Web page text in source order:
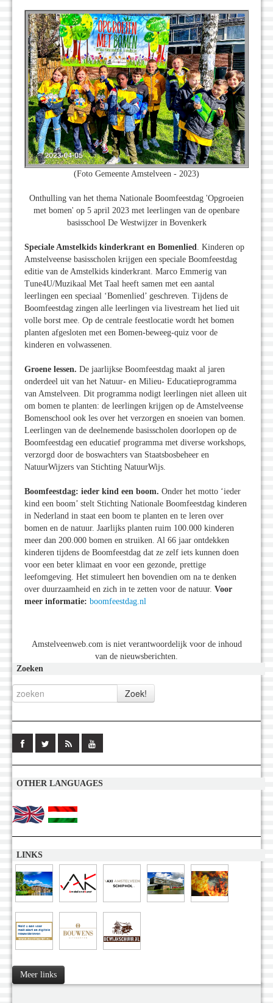
(Foto Gemeente Amstelveen - 2023)
Onthulling van het thema Nationale Boomfeestdag 'Opgroeien
met bomen' op 5 april 2023 met leerlingen van de openbare
basisschool De Westwijzer in Bovenkerk
Speciale Amstelkids kinderkrant en Bomenlied. Kinderen op
Amstelveense basisscholen krijgen een speciale Boomfeestdag
editie van de Amstelkids kinderkrant. Marco Emmerig van
Tune4U/Muzikaal Met Taal heeft samen met een aantal
leerlingen een speciaal ‘Bomenlied’ geschreven. Tijdens de
Boomfeestdag zingen alle leerlingen via livestream het lied uit
volle borst mee. Op de centrale feestlocatie wordt het bomen
planten afgesloten met een Bomen-beweeg-quiz voor de
kinderen en volwassenen.
Groene lessen. De jaarlijkse Boomfeestdag maakt al jaren
onderdeel uit van het Natuur- en Milieu- Educatieprogramma
van Amstelveen. Dit programma nodigt leerlingen niet alleen uit
om bomen te planten: de leerlingen krijgen op de Amstelveense
Bomenschool ook les over het verzorgen en snoeien van bomen.
Leerlingen van de deelnemende basisscholen doorlopen op de
Boomfeestdag een educatief programma met diverse workshops,
verzorgd door de boswachters van Staatsbosbeheer en
NatuurWijzers van Stichting NatuurWijs.
Boomfeestdag: ieder kind een boom. Onder het motto ‘ieder
kind een boom’ stelt Stichting Nationale Boomfeestdag kinderen
in Nederland in staat een boom te planten en te leren over
bomen en de natuur. Jaarlijks planten ruim 100.000 kinderen
meer dan 200.000 bomen en struiken. Al 66 jaar ontdekken
kinderen tijdens de Boomfeestdag dat ze zelf iets kunnen doen
voor een beter klimaat en voor een gezonde, prettige
leefomgeving. Het stimuleert hen bovendien om na te denken
over duurzaamheid en zich in te zetten voor de natuur. Voor
meer informatie: boomfeestdag.nl
Amstelveenweb.com is niet verantwoordelijk voor de inhoud
van de nieuwsberichten.
Zoeken
OTHER LANGUAGES
LINKS
Meer links